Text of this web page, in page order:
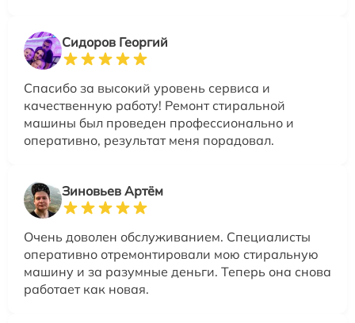
Сидоров Георгий
Спасибо за высокий уровень сервиса и
качественную работу! Ремонт стиральной
машины был проведен профессионально и
оперативно, результат меня порадовал.
Зиновьев Артём
Очень доволен обслуживанием. Специалисты
оперативно отремонтировали мою стиральную
машину и за разумные деньги. Теперь она снова
работает как новая.